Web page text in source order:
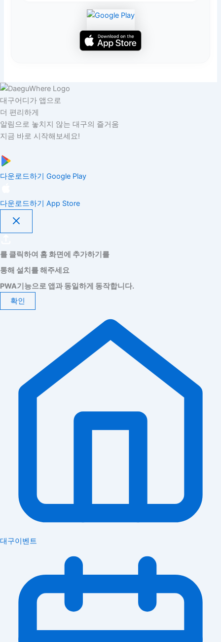
대구어디가 앱으로
더 편리하게
알림으로 놓치지 않는 대구의 즐거움
지금 바로 시작해보세요!
다운로드하기 Google Play
다운로드하기 App Store
를 클릭하여 홈 화면에 추가하기를
통해 설치를 해주세요
PWA기능으로 앱과 동일하게 동작합니다.
확인
대구이벤트